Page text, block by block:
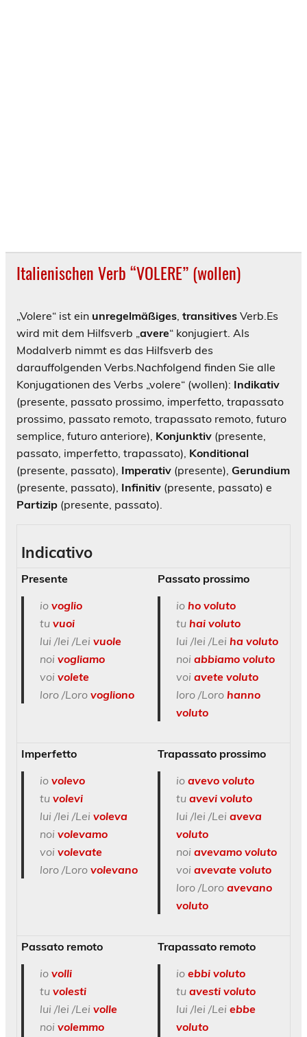
Italienischen Verb “VOLERE” (wollen)
„Volere“ ist ein unregelmäßiges transitives Verb. Es
wird mit dem Hilfsverb „ avere“ konjugiert. Als
Modalverb nimmt es das Hilfsverb des
darauffolgenden Verbs. Nachfolgend finden Sie alle
Konjugationen des Verbs „volere“ (wollen): Indikativ
(presente, passato prossimo, imperfetto, trapassato
prossimo, passato remoto, trapassato remoto, futuro
semplice, futuro anteriore), Konjunktiv (presente,
passato, imperfetto, trapassato), Konditional
(presente, passato), Imperativ (presente), Gerundium
(presente, passato), Infinitiv (presente, passato) e
Partizip (presente, passato).
Indicativo
Presente
io voglio
tu vuoi
lui /lei /Lei vuole
noi vogliamo
voi volete
loro /Loro vogliono
Passato prossimo
io ho voluto
tu hai voluto
lui /lei /Lei ha voluto
noi abbiamo voluto
voi avete voluto
loro /Loro hanno
voluto
Imperfetto
io volevo
tu volevi
lui /lei /Lei voleva
noi volevamo
voi volevate
loro /Loro volevano
Trapassato prossimo
io avevo voluto
tu avevi voluto
lui /lei /Lei aveva
voluto
noi avevamo voluto
voi avevate voluto
loro /Loro avevano
voluto
Passato remoto
io volli
tu volesti
lui /lei /Lei volle
noi volemmo
Trapassato remoto
io ebbi voluto
tu avesti voluto
lui /lei /Lei ebbe
voluto